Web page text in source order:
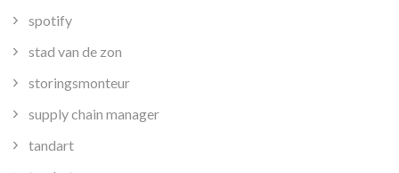
spotify
stad van de zon
storingsmonteur
supply chain manager
tandart